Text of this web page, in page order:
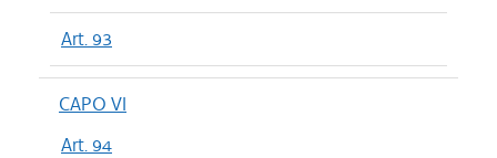
Art. 93
CAPO VI
Art. 94